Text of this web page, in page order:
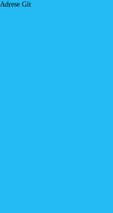
Adrese Git